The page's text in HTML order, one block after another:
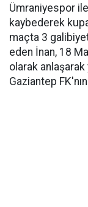
Ümraniyespor ile
kaybederek
maçta 3
eden İnan, 18
olarak anlaşarak
Gaziantep